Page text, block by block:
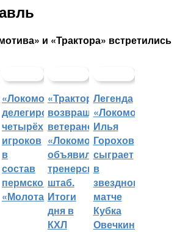
и «Трактора» встретились
«Локомотив»
делегировал
четырёх
игроков
в
состав
пермского
«Молота»
«Трактор»
возвращает
ветеранов,
«Локомотив»
объявил
тренерский
штаб.
Итоги
дня в
КХЛ
Легенда
«Локомотива»
Илья
Горохов
сыграет
в
звездном
матче
Кубка
Овечкина